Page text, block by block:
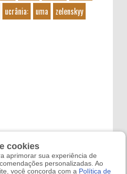
ucrânia: uma zelenskyy
cookies
aprimorar sua experiência de
personalizadas. Ao
você concorda com a Política de